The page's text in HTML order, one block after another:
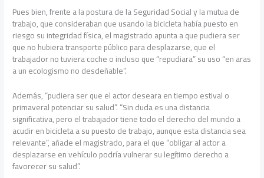
Pues bien, frente a la postura de la Seguridad Social y la mutua de
trabajo, que consideraban que usando la bicicleta había puesto en
riesgo su integridad física, el magistrado apunta a que pudiera ser
que no hubiera transporte público para desplazarse, que el
trabajador no tuviera coche o incluso que “repudiara” su uso “en aras
a un ecologismo no desdeñable”.
Además, “pudiera ser que el actor deseara en tiempo estival o
primaveral potenciar su salud”. “Sin duda es una distancia
significativa, pero el trabajador tiene todo el derecho del mundo a
acudir en bicicleta a su puesto de trabajo, aunque esta distancia sea
relevante”, añade el magistrado, para el que “obligar al actor a
desplazarse en vehículo podría vulnerar su legítimo derecho a
favorecer su salud”.